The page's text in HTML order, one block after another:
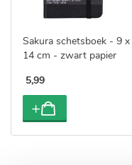
Sakura schetsboek - 9 x
14 cm - zwart papier
5,99